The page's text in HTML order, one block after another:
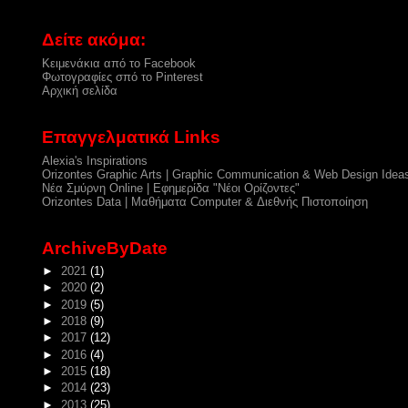
Δείτε ακόμα:
Κειμενάκια από το Facebook
Φωτογραφίες σπό το Pinterest
Αρχική σελίδα
Επαγγελματικά Links
Alexia's Inspirations
Orizontes Graphic Arts | Graphic Communication & Web Design
Νέα Σμύρνη Online | Εφημερίδα "Νέοι Ορίζοντες"
Orizontes Data | Μαθήματα Computer & Διεθνής Πιστοποίηση
ArchiveByDate
► 2021 (1)
► 2020 (2)
► 2019 (5)
► 2018 (9)
► 2017 (12)
► 2016 (4)
► 2015 (18)
► 2014 (23)
► 2013 (25)